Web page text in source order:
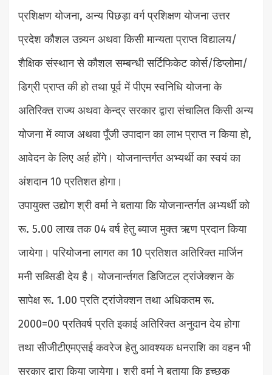
प्रशिक्षण योजना, अन्य पिछड़ा वर्ग प्रशिक्षण योजना उत्तर
प्रदेश कौशल उन्न्यन अथवा किसी मान्यता प्राप्त विद्यालय/
शैक्षिक संस्थान से कौशल सम्बन्धी सर्टिफिकेट कोर्स/डिप्लोमा/
डिग्री प्राप्त की हो तथा पूर्व में पीएम स्वनिधि योजना के
अतिरिक्त राज्य अथवा केन्द्र सरकार द्वारा संचालित किसी अन्य
योजना में व्याज अथवा पूँजी उपादान का लाभ प्राप्त न किया हो,
आवेदन के लिए अर्ह होंगे। योजनान्तर्गत अभ्यर्थी का स्वयं का
अंशदान 10 प्रतिशत होगा।
उपायुक्त उद्योग श्री वर्मा ने बताया कि योजनान्तर्गत अभ्यर्थी को
रू. 5.00 लाख तक 04 वर्ष हेतु ब्याज मुक्त ऋण प्रदान किया
जायेगा। परियोजना लागत का 10 प्रतिशत अतिरिक्त मार्जिन
मनी सब्सिडी देय है। योजनार्न्तगत डिजिटल ट्रांजेक्शन के
सापेक्ष रू. 1.00 प्रति ट्रांजेक्शन तथा अधिकतम रू.
2000=00 प्रतिवर्ष प्रति इकाई अतिरिक्त अनुदान देय होगा
तथा सीजीटीएमएसई कवरेज हेतु आवश्यक धनराशि का वहन भी
सरकार द्वारा किया जायेगा। श्री वर्मा ने बताया कि इच्छुक